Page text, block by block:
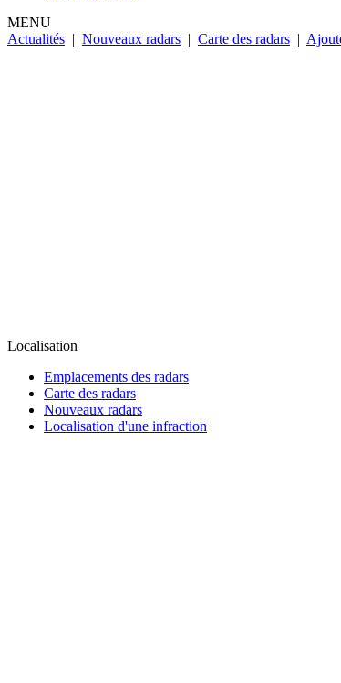
MENU
Actualités | Nouveaux radars | Carte des radars |
Localisation
Emplacements des radars
Carte des radars
Nouveaux radars
Localisation d'une infraction